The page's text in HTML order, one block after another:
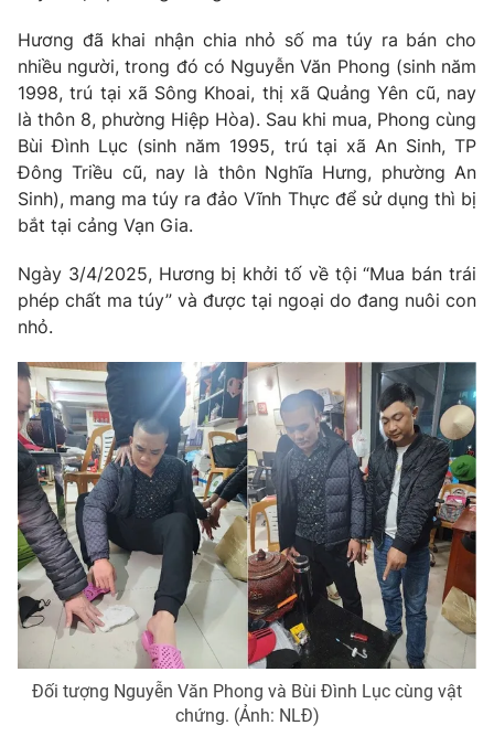
VTV4 Vươn mình bằng AI
VTV9 VTV8
Liên hệ tòa soạn English
THỜI BÁO VTV
Theo dõi báo trên
Cơ quan chủ quản:Đài Truyền hình Việt Nam
Cơ quan báo chí:
Thời báo VTV
Giấy phép hoạt động báo in và báo điện tử số 483/GP-BTTTT
cấp ngày 29/12/2023
Tổng Biên tập:Vũ Thanh Thủy
Phó Tổng Biên tập:Nguyễn Thị Mỹ Hạnh, Phạm Quốc Thắng,
Nguyễn Trọng Ninh
Tổng đài VTV:024.38 355 931 - 024.38 355 932
Ðiện thoại Thời báo VTV:024.66 897 897
Hương đã khai nhận chia nhỏ số ma túy ra bán cho
nhiều người, trong đó có Nguyễn Văn Phong (sinh năm
1998, trú tại xã Sông Khoai, thị xã Quảng Yên cũ, nay
là thôn 8, phường Hiệp Hòa). Sau khi mua, Phong cùng
Bùi Đình Lục (sinh năm 1995, trú tại xã An Sinh, TP
Đông Triều cũ, nay là thôn Nghĩa Hưng, phường An
Sinh), mang ma túy ra đảo Vĩnh Thực để sử dụng thì bị
bắt tại cảng Vạn Gia.
Ngày 3/4/2025, Hương bị khởi tố về tội “Mua bán trái
phép chất ma túy” và được tại ngoại do đang nuôi con
nhỏ.
Đối tượng Nguyễn Văn Phong và Bùi Đình Lục cùng vật
chứng. (Ảnh: NLĐ)